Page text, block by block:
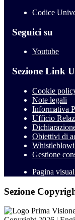
Codice
Seguici su
Youtube
Sezione Link
Cookie
Note legali
Informativa
Ufficio
Obiettivi di
Gestione
Pagina
Sezione